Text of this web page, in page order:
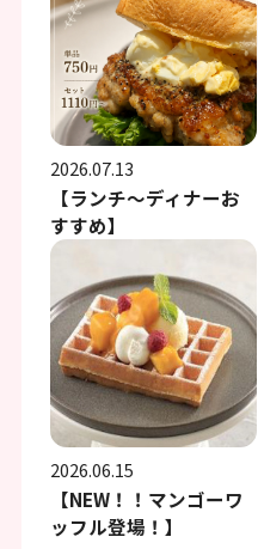
2026.07.13
【ランチ～ディナーお
すすめ】
2026.06.15
【NEW！！マンゴーワ
ッフル登場！】